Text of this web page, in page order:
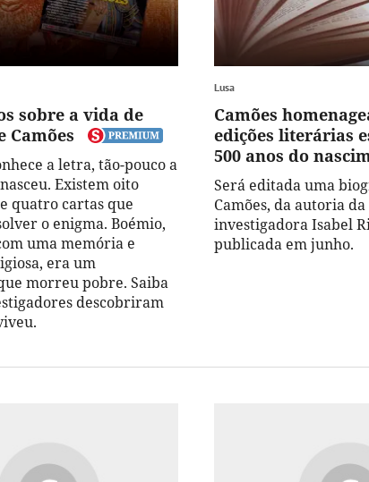
sobre a vida de
Camões
a letra, tão-pouco a
Existem oito
quatro cartas que
o enigma. Boémio,
uma memória e
era um
morreu pobre. Saiba
descobriram
Lusa
Camões
edições literárias
500 anos do
Será editada uma
Camões, da autoria
investigadora Isabel
publicada em junho.